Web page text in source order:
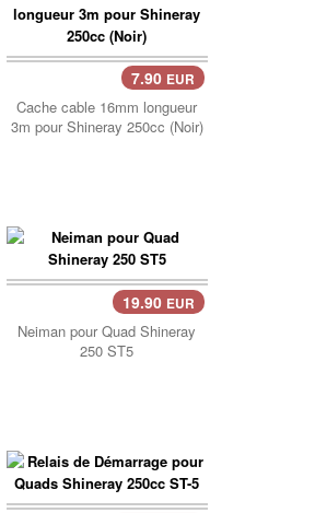
7.90 EUR
Cache cable 16mm longueur
3m pour Shineray 250cc (Noir)
19.90 EUR
Neiman pour Quad Shineray
250 ST5